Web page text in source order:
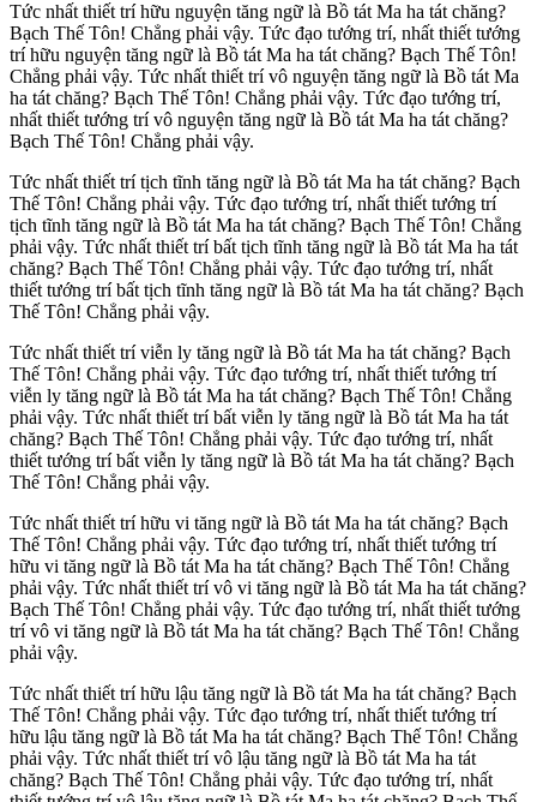
Tức nhất thiết trí hữu nguyện tăng ngữ là Bồ tát Ma ha tát chăng?
Bạch Thế Tôn! Chẳng phải vậy. Tức đạo tướng trí, nhất thiết tướng
trí hữu nguyện tăng ngữ là Bồ tát Ma ha tát chăng? Bạch Thế Tôn!
Chẳng phải vậy. Tức nhất thiết trí vô nguyện tăng ngữ là Bồ tát Ma
ha tát chăng? Bạch Thế Tôn! Chẳng phải vậy. Tức đạo tướng trí,
nhất thiết tướng trí vô nguyện tăng ngữ là Bồ tát Ma ha tát chăng?
Bạch Thế Tôn! Chẳng phải vậy.
Tức nhất thiết trí tịch tĩnh tăng ngữ là Bồ tát Ma ha tát chăng? Bạch
Thế Tôn! Chẳng phải vậy. Tức đạo tướng trí, nhất thiết tướng trí
tịch tĩnh tăng ngữ là Bồ tát Ma ha tát chăng? Bạch Thế Tôn! Chẳng
phải vậy. Tức nhất thiết trí bất tịch tĩnh tăng ngữ là Bồ tát Ma ha tát
chăng? Bạch Thế Tôn! Chẳng phải vậy. Tức đạo tướng trí, nhất
thiết tướng trí bất tịch tĩnh tăng ngữ là Bồ tát Ma ha tát chăng? Bạch
Thế Tôn! Chẳng phải vậy.
Tức nhất thiết trí viễn ly tăng ngữ là Bồ tát Ma ha tát chăng? Bạch
Thế Tôn! Chẳng phải vậy. Tức đạo tướng trí, nhất thiết tướng trí
viễn ly tăng ngữ là Bồ tát Ma ha tát chăng? Bạch Thế Tôn! Chẳng
phải vậy. Tức nhất thiết trí bất viễn ly tăng ngữ là Bồ tát Ma ha tát
chăng? Bạch Thế Tôn! Chẳng phải vậy. Tức đạo tướng trí, nhất
thiết tướng trí bất viễn ly tăng ngữ là Bồ tát Ma ha tát chăng? Bạch
Thế Tôn! Chẳng phải vậy.
Tức nhất thiết trí hữu vi tăng ngữ là Bồ tát Ma ha tát chăng? Bạch
Thế Tôn! Chẳng phải vậy. Tức đạo tướng trí, nhất thiết tướng trí
hữu vi tăng ngữ là Bồ tát Ma ha tát chăng? Bạch Thế Tôn! Chẳng
phải vậy. Tức nhất thiết trí vô vi tăng ngữ là Bồ tát Ma ha tát chăng?
Bạch Thế Tôn! Chẳng phải vậy. Tức đạo tướng trí, nhất thiết tướng
trí vô vi tăng ngữ là Bồ tát Ma ha tát chăng? Bạch Thế Tôn! Chẳng
phải vậy.
Tức nhất thiết trí hữu lậu tăng ngữ là Bồ tát Ma ha tát chăng? Bạch
Thế Tôn! Chẳng phải vậy. Tức đạo tướng trí, nhất thiết tướng trí
hữu lậu tăng ngữ là Bồ tát Ma ha tát chăng? Bạch Thế Tôn! Chẳng
phải vậy. Tức nhất thiết trí vô lậu tăng ngữ là Bồ tát Ma ha tát
chăng? Bạch Thế Tôn! Chẳng phải vậy. Tức đạo tướng trí, nhất